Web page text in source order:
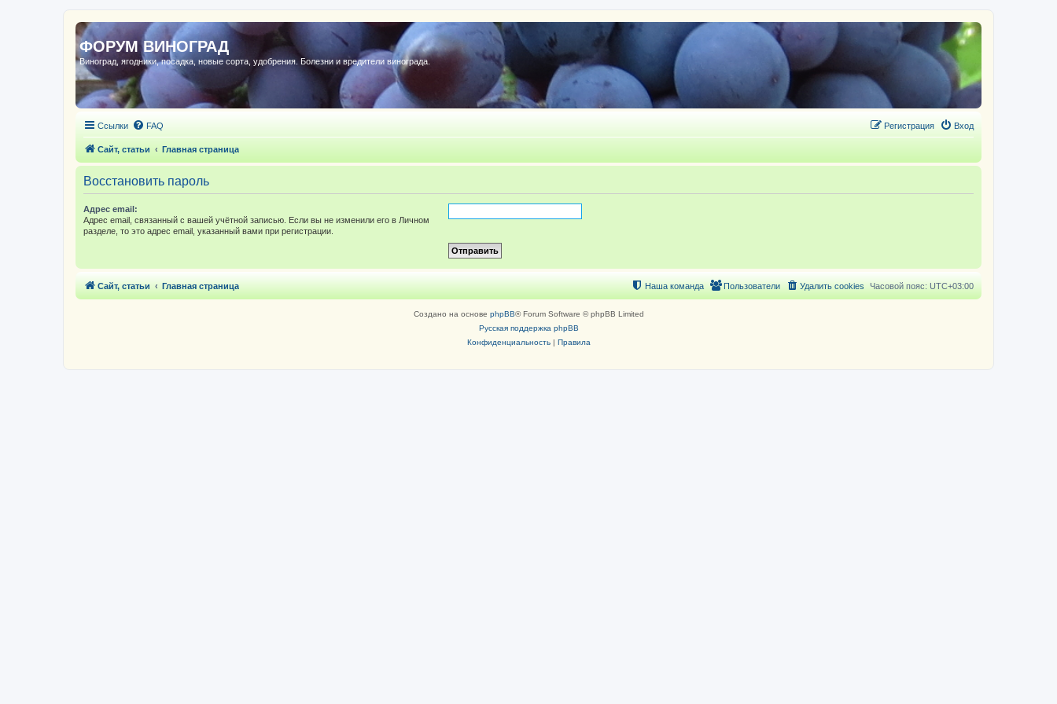
ФОРУМ ВИНОГРАД
Виноград, ягодники, посадка, новые сорта, удобрения. Болезни и вредители винограда.
Ссылки FAQ Вход
Регистрация
Сайт, статьи Главная страница
Восстановить пароль
Адрес email:
Адрес email, связанный с вашей учётной записью. Если вы не изменили его в Личном
разделе, то это адрес email, указанный вами при регистрации.
Сайт, статьи Главная страница Часовой пояс: UTC+03:00
Удалить cookies
Пользователи
Наша команда
Создано на основе phpBB® Forum Software © phpBB Limited
Русская поддержка phpBB
Конфиденциальность| Правила